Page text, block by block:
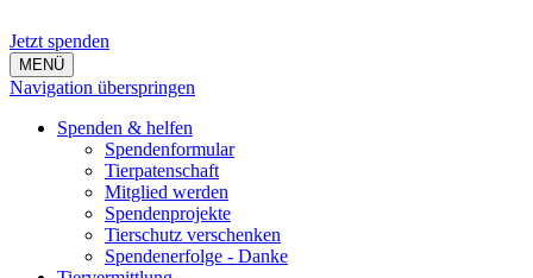
Jetzt spenden
MENÜ
Navigation überspringen
Spenden & helfen
Spendenformular
Tierpatenschaft
Mitglied werden
Spendenprojekte
Tierschutz verschenken
Spendenerfolge - Danke